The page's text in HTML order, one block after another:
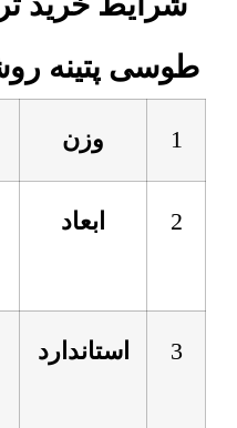
طوسی پتینه
1 وزن
2 ابعاد
3 استاندارد